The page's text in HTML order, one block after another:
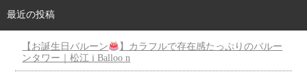
最近の投稿
【お誕生日バルーン
】カラフルで存在感たっぷりのバルー
ンタワー｜松江 i Balloo n